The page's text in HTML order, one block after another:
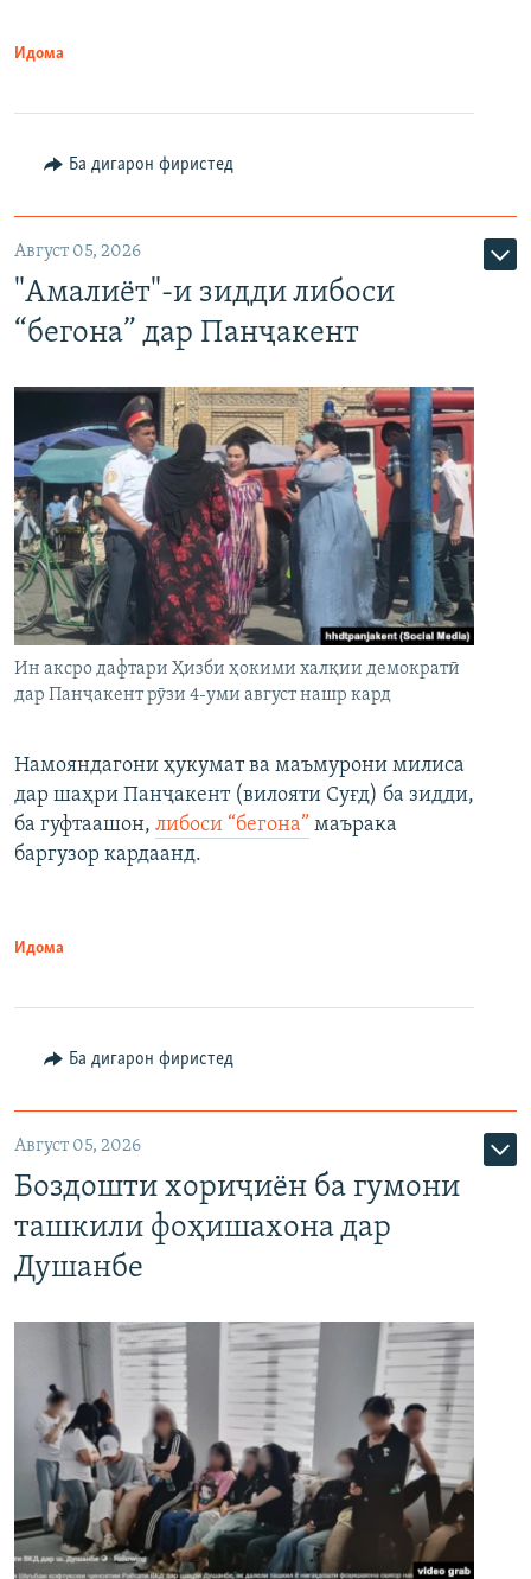
Идома
Ба дигарон фиристед
Август 05, 2026
"Амалиёт"-и зидди либоси
“бегона” дар Панҷакент
Ин аксро дафтари Ҳизби ҳокими халқии демократӣ
дар Панҷакент рӯзи 4-уми август нашр кард
Намояндагони ҳукумат ва маъмурони милиса
дар шаҳри Панҷакент (вилояти Суғд) ба зидди,
ба гуфтаашон, либоси “бегона” маърака
баргузор кардаанд.
Идома
Ба дигарон фиристед
Август 05, 2026
Боздошти хориҷиён ба гумони
ташкили фоҳишахона дар
Душанбе